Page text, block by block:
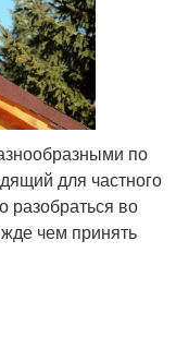
по
для частного
разобраться во
чем принять